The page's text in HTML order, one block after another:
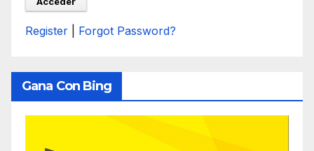
Register Forgot Password?
Gana Con Bing